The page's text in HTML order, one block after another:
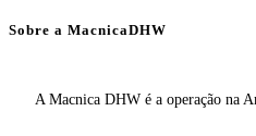
Sobre a MacnicaDHW
A Macnica DHW é a operação na